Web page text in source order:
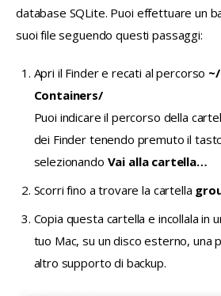
database SQLite. Puoi effettuare un
suoi file seguendo questi passaggi:
Apri il Finder e recati al percorso
Containers/
Puoi indicare il percorso della
dei Finder tenendo premuto il
selezionando Vai alla cartella…
Scorri fino a trovare la cartella
Copia questa cartella e incollala in
tuo Mac, su un disco esterno, una
altro supporto di backup.